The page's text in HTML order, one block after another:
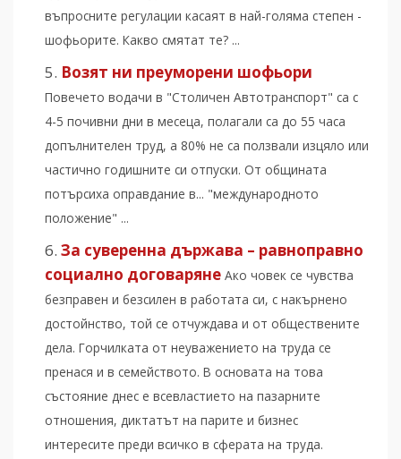
въпросните регулации касаят в най-голяма степен -
шофьорите. Какво смятат те? ...
Возят ни преуморени шофьори
Повечето водачи в "Столичен Автотранспорт" са с
4-5 почивни дни в месеца, полагали са до 55 часа
допълнителен труд, а 80% не са ползвали изцяло или
частично годишните си отпуски. От общината
потърсиха оправдание в... "международното
положение" ...
За суверенна държава – равноправно
социално договаряне Ако човек се чувства
безправен и безсилен в работата си, с накърнено
достойнство, той се отчуждава и от обществените
дела. Горчилката от неуважението на труда се
пренася и в семейството. В основата на това
състояние днес е всевластието на пазарните
отношения, диктатът на парите и бизнес
интересите преди всичко в сферата на труда.